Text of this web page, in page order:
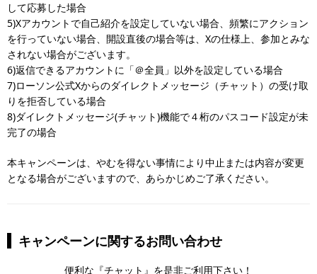
して応募した場合
5)Xアカウントで自己紹介を設定していない場合、頻繁にアクション
を行っていない場合、開設直後の場合等は、Xの仕様上、参加とみな
されない場合がございます。
6)返信できるアカウントに「＠全員」以外を設定している場合
7)ローソン公式Xからのダイレクトメッセージ（チャット）の受け取
りを拒否している場合
8)ダイレクトメッセージ(チャット)機能で４桁のパスコード設定が未
完了の場合
本キャンペーンは、やむを得ない事情により中止または内容が変更
となる場合がございますので、あらかじめご了承ください。
キャンペーンに関するお問い合わせ
便利な『チャット』を是非ご利用下さい！